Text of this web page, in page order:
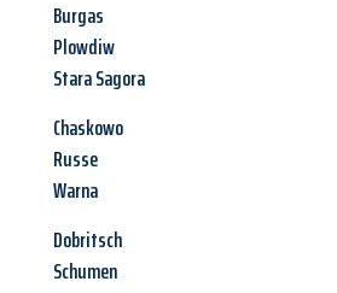
Burgas
Plowdiw
Stara Sagora
Chaskowo
Russe
Warna
Dobritsch
Schumen